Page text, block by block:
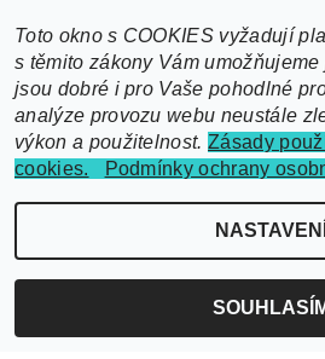
EcoSmart čerpací technika - domácí
stanice, míchadla, všechna práva vyhrazena
Vytvořil
Toto okno s COOKIES vyžadují
s těmito zákony Vám
jsou dobré i pro Vaše pohodlné
analýze provozu webu neustále
výkon a použitelnost. Zásady
cookies.
Podmínky ochrany
NASTAVENÍ